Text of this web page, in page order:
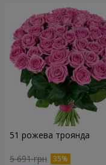
51 рожева троянда
5 691 грн